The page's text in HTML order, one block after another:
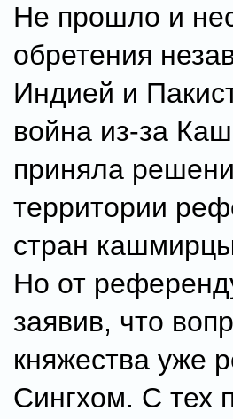
Не прошло и
обретения
Индией и
война из-за
приняла
территории
стран
Но от
заявив, что
княжества уже
Сингхом. С тех